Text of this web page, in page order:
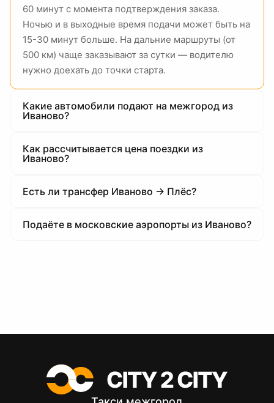
60 минут с момента подтверждения заказа.
Ночью и в выходные время подачи может быть на
15-30 минут больше. На дальние маршруты (от
500 км) чаще заказывают за сутки — водителю
нужно доехать до точки старта.
Какие автомобили подают на межгород из
Иваново?
Как рассчитывается цена поездки из
Иваново?
Есть ли трансфер Иваново → Плёс?
Подаёте в московские аэропорты из Иваново?